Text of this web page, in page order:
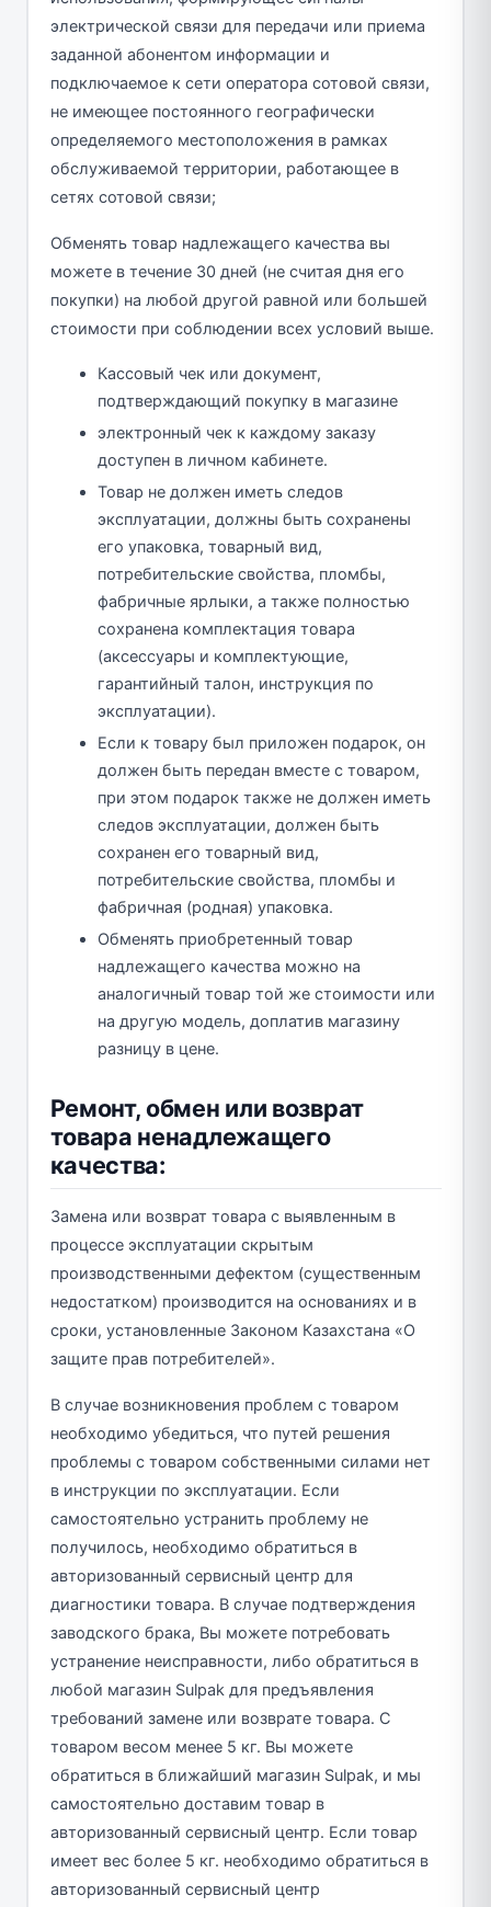
электрической связи для передачи или приема
заданной абонентом информации и
подключаемое к сети оператора сотовой связи,
не имеющее постоянного географически
определяемого местоположения в рамках
обслуживаемой территории, работающее в
сетях сотовой связи;
Обменять товар надлежащего качества вы
можете в течение 30 дней (не считая дня его
покупки) на любой другой равной или большей
стоимости при соблюдении всех условий выше.
Кассовый чек или документ,
подтверждающий покупку в магазине
электронный чек к каждому заказу
доступен в личном кабинете.
Товар не должен иметь следов
эксплуатации, должны быть сохранены
его упаковка, товарный вид,
потребительские свойства, пломбы,
фабричные ярлыки, а также полностью
сохранена комплектация товара
(аксессуары и комплектующие,
гарантийный талон, инструкция по
эксплуатации).
Если к товару был приложен подарок, он
должен быть передан вместе с товаром,
при этом подарок также не должен иметь
следов эксплуатации, должен быть
сохранен его товарный вид,
потребительские свойства, пломбы и
фабричная (родная) упаковка.
Обменять приобретенный товар
надлежащего качества можно на
аналогичный товар той же стоимости или
на другую модель, доплатив магазину
разницу в цене.
Ремонт, обмен или возврат
товара ненадлежащего
качества:
Замена или возврат товара с выявленным в
процессе эксплуатации скрытым
производственными дефектом (существенным
недостатком) производится на основаниях и в
сроки, установленные Законом Казахстана «О
защите прав потребителей».
В случае возникновения проблем с товаром
необходимо убедиться, что путей решения
проблемы с товаром собственными силами нет
в инструкции по эксплуатации. Если
самостоятельно устранить проблему не
получилось, необходимо обратиться в
авторизованный сервисный центр для
диагностики товара. В случае подтверждения
заводского брака, Вы можете потребовать
устранение неисправности, либо обратиться в
любой магазин Sulpak для предъявления
требований замене или возврате товара. С
товаром весом менее 5 кг. Вы можете
обратиться в ближайший магазин Sulpak, и мы
самостоятельно доставим товар в
авторизованный сервисный центр. Если товар
имеет вес более 5 кг. необходимо обратиться в
авторизованный сервисный центр